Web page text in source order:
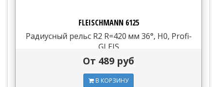
FLEISCHMANN 6125
Радиусный рельс R2 R=420 мм 36°, H0, Profi-
GLEIS
От 489 руб
В КОРЗИНУ